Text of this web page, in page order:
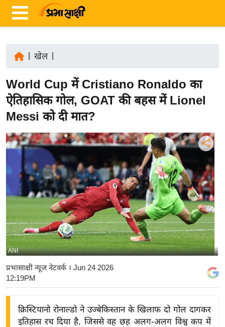
ज़ा
ख
ब
र
रा
ष्ट्री
अं
त
ष्ट्री
य
बि
ज़
ने
स
द्यो
खेल|
World Cup में Cristiano Ronaldo का
ऐतिहासिक गोल, GOAT की बहस में Lionel
Messi को दी मात?
ANI
प्रभासाक्षी न्यूज नेटवर्क। Jun 24 2026
12:19PM
क्रिस्टियानो रोनाल्डो ने उज्बेकिस्तान के खिलाफ दो गोल दागकर
इतिहास रच दिया है, जिससे वह छह अलग-अलग विश्व कप में